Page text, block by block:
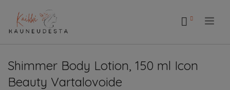
Shimmer Body Lotion, 150 ml Icon
Beauty Vartalovoide